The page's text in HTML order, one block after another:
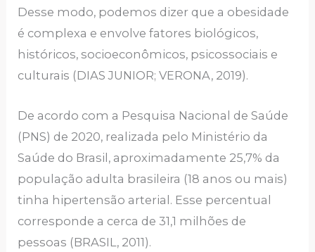
Desse modo, podemos dizer que a obesidade
é complexa e envolve fatores biológicos,
históricos, socioeconômicos, psicossociais e
culturais (DIAS JUNIOR; VERONA, 2019).
De acordo com a Pesquisa Nacional de Saúde
(PNS) de 2020, realizada pelo Ministério da
Saúde do Brasil, aproximadamente 25,7% da
população adulta brasileira (18 anos ou mais)
tinha hipertensão arterial. Esse percentual
corresponde a cerca de 31,1 milhões de
pessoas (BRASIL, 2011).